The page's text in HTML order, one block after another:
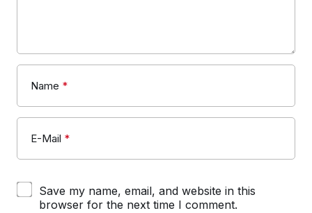
Name *
E-Mail *
Save my name, email, and website in this
browser for the next time I comment.